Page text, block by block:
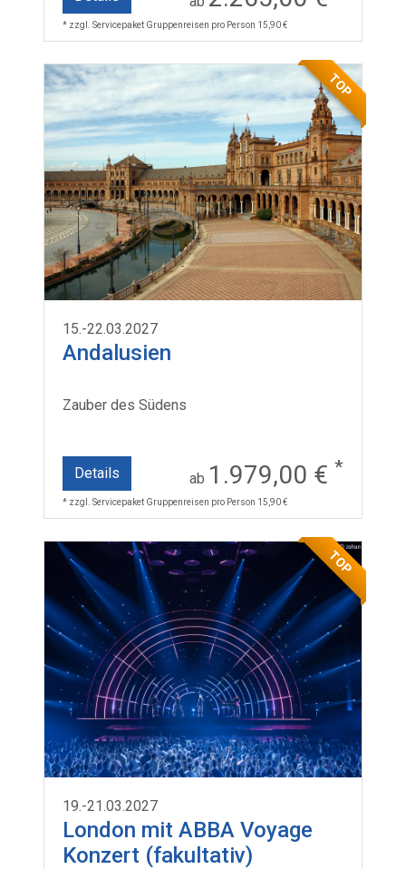
* zzgl. Servicepaket Gruppenreisen pro Person 15,90 €
TOP
15.-22.03.2027
Andalusien
Zauber des Südens
Details ab 1.979,00 € *
* zzgl. Servicepaket Gruppenreisen pro Person 15,90 €
TOP
19.-21.03.2027
London mit ABBA Voyage
Konzert (fakultativ)